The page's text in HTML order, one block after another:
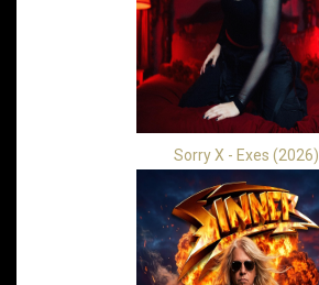
Sorry X - Exes (2026)